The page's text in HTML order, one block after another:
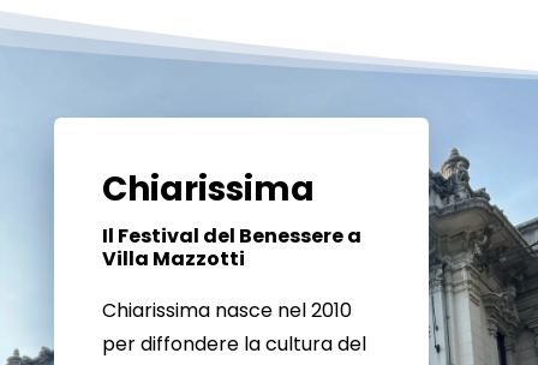
Chiarissima
Il Festival del Benessere a
Villa Mazzotti
Chiarissima nasce nel 2010
per diffondere la cultura del